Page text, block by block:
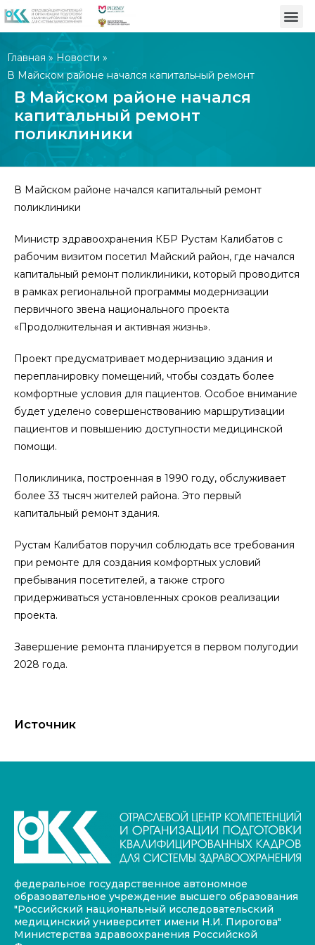
Главная » Новости »
В Майском районе начался капитальный ремонт
поликлиники
В Майском районе начался
капитальный ремонт
поликлиники
В Майском районе начался капитальный ремонт
поликлиники
Министр здравоохранения КБР Рустам Калибатов с
рабочим визитом посетил Майский район, где начался
капитальный ремонт поликлиники, который проводится
в рамках региональной программы модернизации
первичного звена национального проекта
«Продолжительная и активная жизнь».
Проект предусматривает модернизацию здания и
перепланировку помещений, чтобы создать более
комфортные условия для пациентов. Особое внимание
будет уделено совершенствованию маршрутизации
пациентов и повышению доступности медицинской
помощи.
Поликлиника, построенная в 1990 году, обслуживает
более 33 тысяч жителей района. Это первый
капитальный ремонт здания.
Рустам Калибатов поручил соблюдать все требования
при ремонте для создания комфортных условий
пребывания посетителей, а также строго
придерживаться установленных сроков реализации
проекта.
Завершение ремонта планируется в первом полугодии
2028 года.
Источник
федеральное государственное автономное
образовательное учреждение высшего образования
"Российский национальный исследовательский
медицинский университет имени Н.И. Пирогова"
Министерства здравоохранения Российской